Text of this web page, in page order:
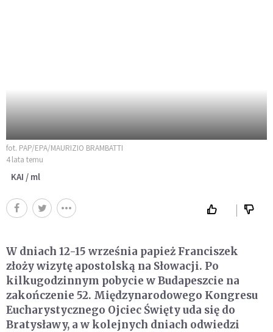
fot. PAP/EPA/MAURIZIO BRAMBATTI
4 lata temu
KAI / ml
W dniach 12-15 września papież Franciszek
złoży wizytę apostolską na Słowacji. Po
kilkugodzinnym pobycie w Budapeszcie na
zakończenie 52. Międzynarodowego Kongresu
Eucharystycznego Ojciec Święty uda się do
Bratysławy, a w kolejnych dniach odwiedzi